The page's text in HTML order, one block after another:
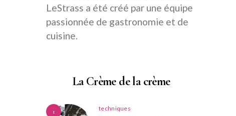
LeStrass a été créé par une équipe
passionnée de gastronomie et de
cuisine.
La Crème de la crème
1 techniques